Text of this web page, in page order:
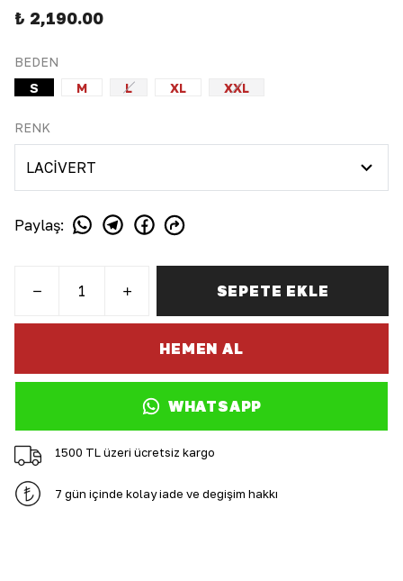
₺ 2,190.00
BEDEN
S
M L XL XXL
RENK
Paylaş:
SEPETE EKLE
HEMEN AL
WHATSAPP
1500 TL üzeri ücretsiz kargo
7 gün içinde kolay iade ve değişim hakkı